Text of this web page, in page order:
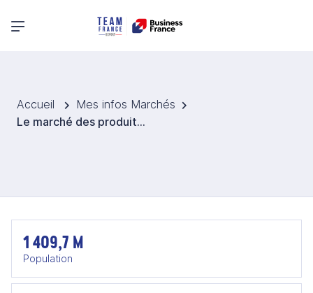
Menu principal
Accueil
Mes infos Marchés
Le marché des produits de décoration en Chine
1 409,7 M
Population